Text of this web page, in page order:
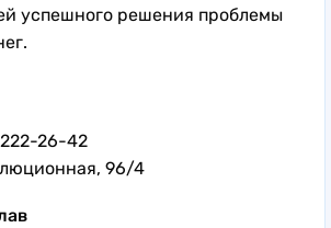
успешного решения проблемы
26-42
96/4